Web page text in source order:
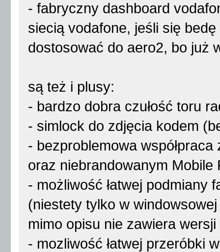
- fabryczny dashboard
siecią vodafone, jeśli się
dostosować do aero2, bo już
są też i plusy:
- bardzo dobra czułość toru
- simlock do zdjęcia kodem
- bezproblemowa współpraca
oraz niebrandowanym Mobile
- możliwość łatwej podmiany
(niestety tylko w
mimo opisu nie zawiera
- mozliwość łatwej przeróbki